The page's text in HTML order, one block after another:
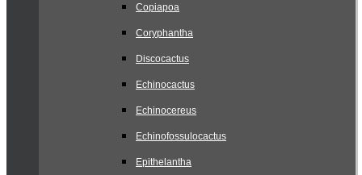
Copiapoa
Coryphantha
Discocactus
Echinocactus
Echinocereus
Echinofossulocactus
Epithelantha